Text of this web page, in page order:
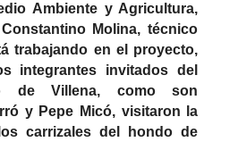
Ambiente y Agricultura,
Molina, técnico
trabajando en el proyecto,
integrantes invitados del
de Villena, como son
y Pepe Micó, visitaron la
carrizales del hondo de